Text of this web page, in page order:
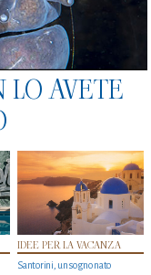
AVETE
IDEE PER LA VACANZA
Santorini, un sogno nato